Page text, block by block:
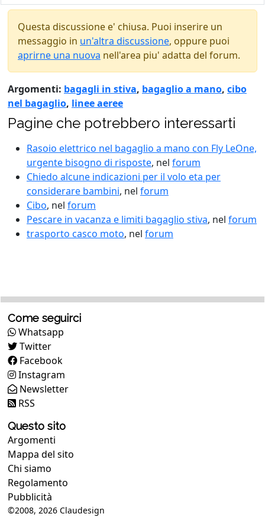
Questa discussione e' chiusa. Puoi inserire un
messaggio in un'altra discussione, oppure puoi
aprirne una nuova nell'area piu' adatta del forum.
Argomenti: bagagli in stiva, bagaglio a mano, cibo
nel bagaglio, linee aeree
Pagine che potrebbero interessarti
Rasoio elettrico nel bagaglio a mano con Fly LeOne,
urgente bisogno di risposte, nel forum
Chiedo alcune indicazioni per il volo eta per
considerare bambini, nel forum
Cibo, nel forum
Pescare in vacanza e limiti bagaglio stiva, nel forum
trasporto casco moto, nel forum
Come seguirci
Whatsapp
Twitter
Facebook
Instagram
Newsletter
RSS
Questo sito
Argomenti
Mappa del sito
Chi siamo
Regolamento
Pubblicità
©2008, 2026 Claudesign